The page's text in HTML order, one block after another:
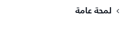
لمحة عامة